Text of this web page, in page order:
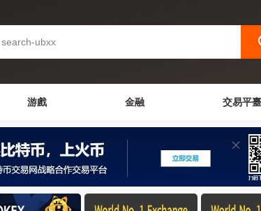
游戲 金融 交易平臺